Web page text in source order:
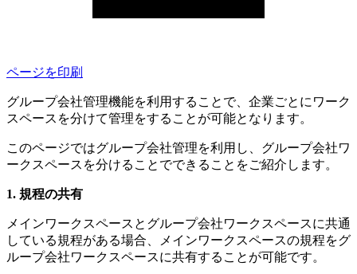
ページを印刷
グループ会社管理機能を利用することで、企業ごとにワーク
スペースを分けて管理をすることが可能となります。
このページではグループ会社管理を利用し、グループ会社ワ
ークスペースを分けることでできることをご紹介します。
規程の共有
メインワークスペースとグループ会社ワークスペースに共通
している規程がある場合、メインワークスペースの規程をグ
ループ会社ワークスペースに共有することが可能です。